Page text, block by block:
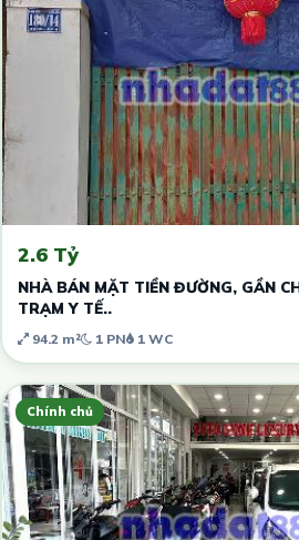
2.6 Tỷ
NHÀ BÁN MẶT TIỀN ĐƯỜNG, GẦN
TRẠM Y TẾ..
94.2 m² 1 PN 1 WC
Chính chủ